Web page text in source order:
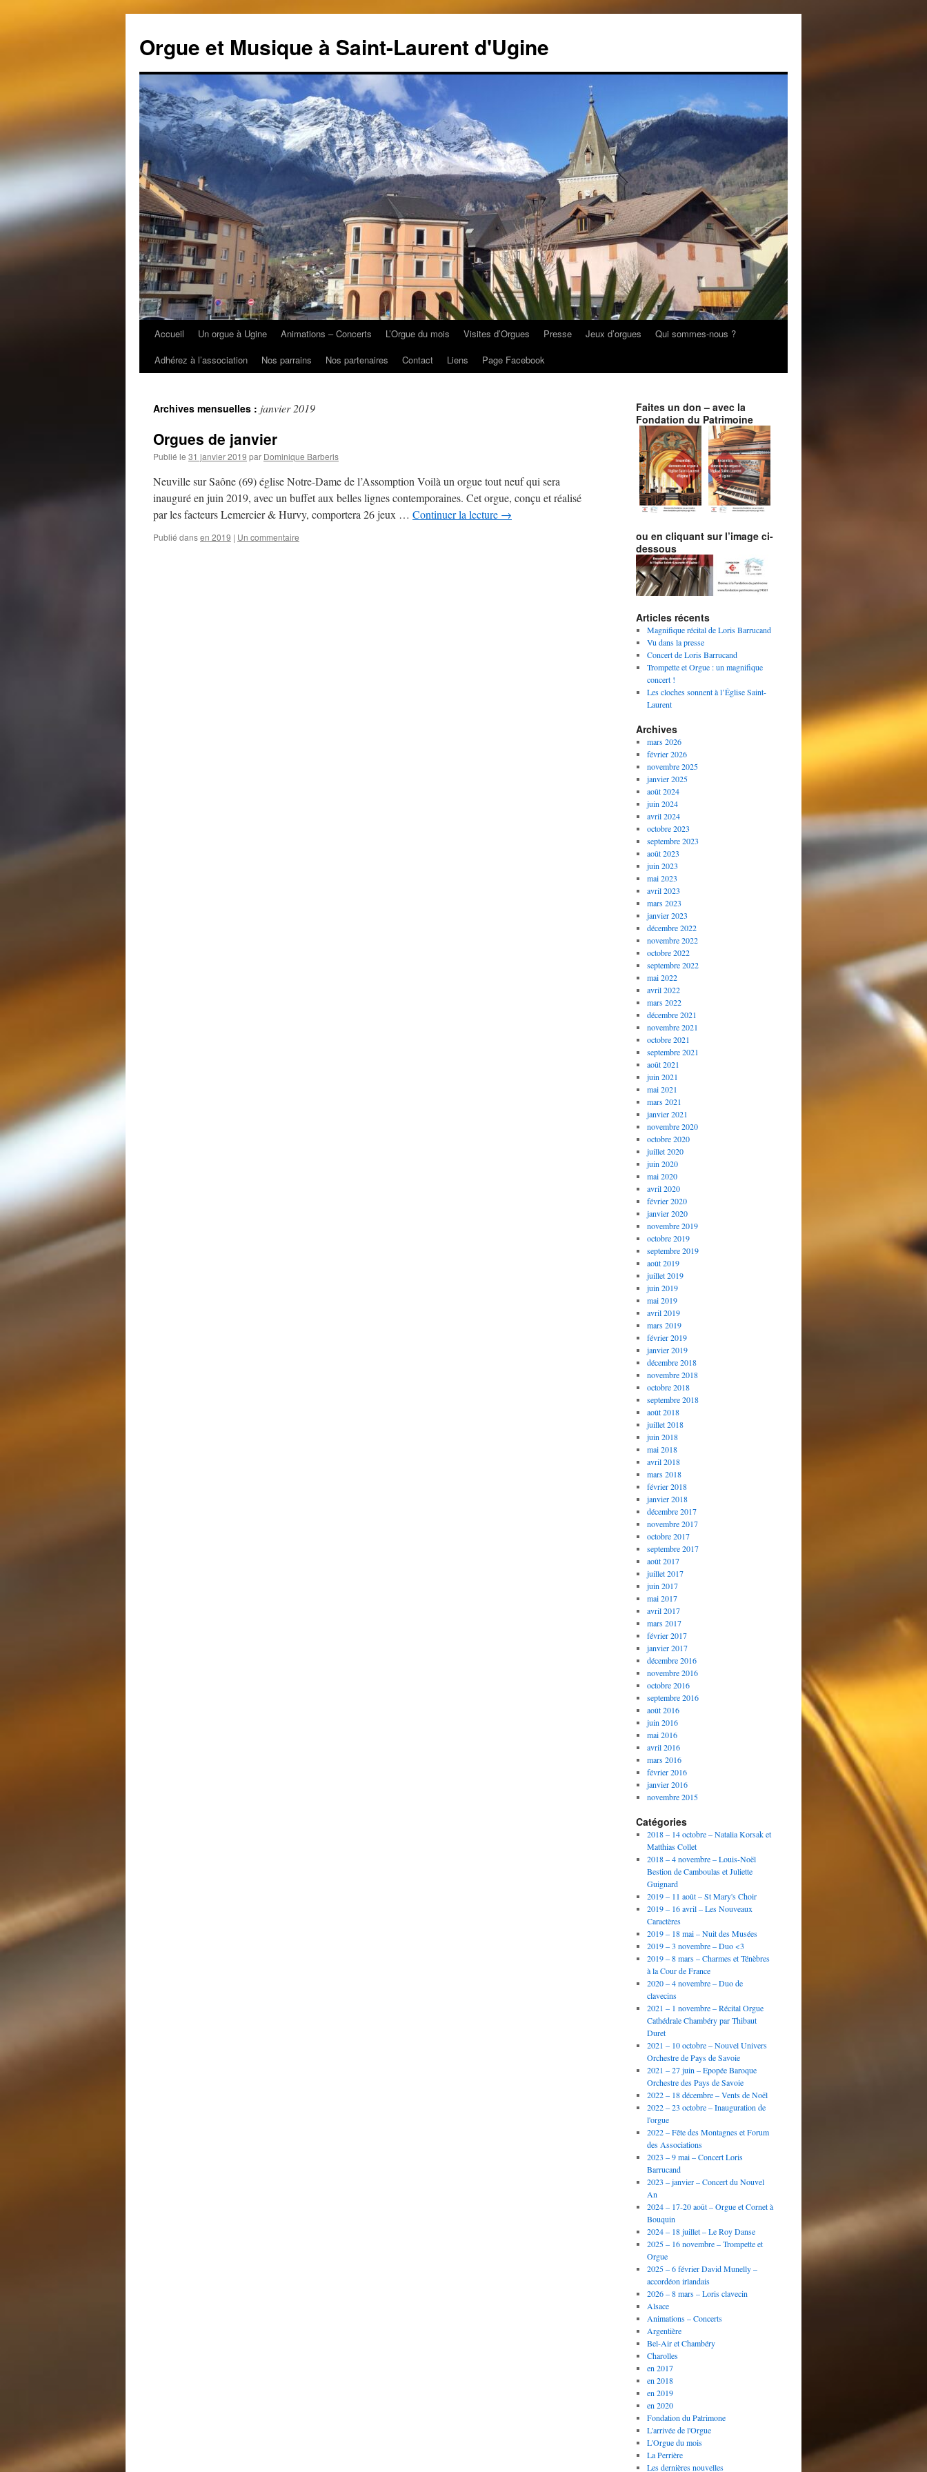
contenu
Orgue et Musique à Saint-Laurent d'Ugine
Accueil Un orgue à Ugine Animations – Concerts L’Orgue du mois Visites d’Orgues Presse Jeux d’orgues
Qui sommes-nous ?
Adhérez à l’association
Nos parrains Nos partenaires Contact Liens Page Facebook
Archives mensuelles : janvier 2019
Orgues de janvier
Publié le 31 janvier 2019 par Dominique Barberis
Neuville sur Saône (69) église Notre-Dame de l’Assomption Voilà un orgue tout neuf qui sera
inauguré en juin 2019, avec un buffet aux belles lignes contemporaines. Cet orgue, conçu et réalisé
par les facteurs Lemercier & Hurvy, comportera 26 jeux … Continuer la lecture →
Publié dansen 2019 | Un commentaire
Faites un don – avec la
Fondation du Patrimoine
ou en cliquant sur l’image ci-
dessous
Articles récents
Magnifique récital de Loris Barrucand
Vu dans la presse
Concert de Loris Barrucand
Trompette et Orgue : un magnifique
concert !
Les cloches sonnent à l’Église Saint-
Laurent
Archives
mars 2026
février 2026
novembre 2025
janvier 2025
août 2024
juin 2024
avril 2024
octobre 2023
septembre 2023
août 2023
juin 2023
mai 2023
avril 2023
mars 2023
janvier 2023
décembre 2022
novembre 2022
octobre 2022
septembre 2022
mai 2022
avril 2022
mars 2022
décembre 2021
novembre 2021
octobre 2021
septembre 2021
août 2021
juin 2021
mai 2021
mars 2021
janvier 2021
novembre 2020
octobre 2020
juillet 2020
juin 2020
mai 2020
avril 2020
février 2020
janvier 2020
novembre 2019
octobre 2019
septembre 2019
août 2019
juillet 2019
juin 2019
mai 2019
avril 2019
mars 2019
février 2019
janvier 2019
décembre 2018
novembre 2018
octobre 2018
septembre 2018
août 2018
juillet 2018
juin 2018
mai 2018
avril 2018
mars 2018
février 2018
janvier 2018
décembre 2017
novembre 2017
octobre 2017
septembre 2017
août 2017
juillet 2017
juin 2017
mai 2017
avril 2017
mars 2017
février 2017
janvier 2017
décembre 2016
novembre 2016
octobre 2016
septembre 2016
août 2016
juin 2016
mai 2016
avril 2016
mars 2016
février 2016
janvier 2016
novembre 2015
Catégories
2018 – 14 octobre – Natalia Korsak et
Matthias Collet
2018 – 4 novembre – Louis-Noël
Bestion de Camboulas et Juliette
Guignard
2019 – 11 août – St Mary's Choir
2019 – 16 avril – Les Nouveaux
Caractères
2019 – 18 mai – Nuit des Musées
2019 – 3 novembre – Duo <3
2019 – 8 mars – Charmes et Ténèbres
à la Cour de France
2020 – 4 novembre – Duo de
clavecins
2021 – 1 novembre – Récital Orgue
Cathédrale Chambéry par Thibaut
Duret
2021 – 10 octobre – Nouvel Univers
Orchestre de Pays de Savoie
2021 – 27 juin – Epopée Baroque
Orchestre des Pays de Savoie
2022 – 18 décembre – Vents de Noël
2022 – 23 octobre – Inauguration de
l'orgue
2022 – Fête des Montagnes et Forum
des Associations
2023 – 9 mai – Concert Loris
Barrucand
2023 – janvier – Concert du Nouvel
An
2024 – 17-20 août – Orgue et Cornet à
Bouquin
2024 – 18 juillet – Le Roy Danse
2025 – 16 novembre – Trompette et
Orgue
2025 – 6 février David Munelly –
accordéon irlandais
2026 – 8 mars – Loris clavecin
Alsace
Animations – Concerts
Argentière
Bel-Air et Chambéry
Charolles
en 2017
en 2018
en 2019
en 2020
Fondation du Patrimone
L'arrivée de l'Orgue
L'Orgue du mois
La Perrière
Les dernières nouvelles